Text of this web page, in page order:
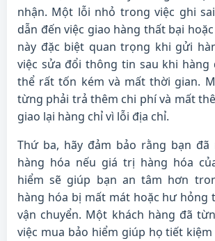
nhận. Một lỗi nhỏ trong việc ghi
dẫn đến việc giao hàng thất bại
này đặc biệt quan trọng khi gửi
việc sửa đổi thông tin sau khi hàng
thể rất tốn kém và mất thời gian.
từng phải trả thêm chi phí và mất
giao lại hàng chỉ vì lỗi địa chỉ.
Thứ ba, hãy đảm bảo rằng bạn đã
hàng hóa nếu giá trị hàng hóa
hiểm sẽ giúp bạn an tâm hơn
hàng hóa bị mất mát hoặc hư hỏng
vận chuyển. Một khách hàng đã
việc mua bảo hiểm giúp họ tiết